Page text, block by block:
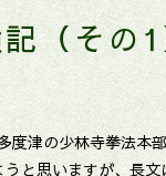
（その
度津の少林寺拳法本
と思いますが、長